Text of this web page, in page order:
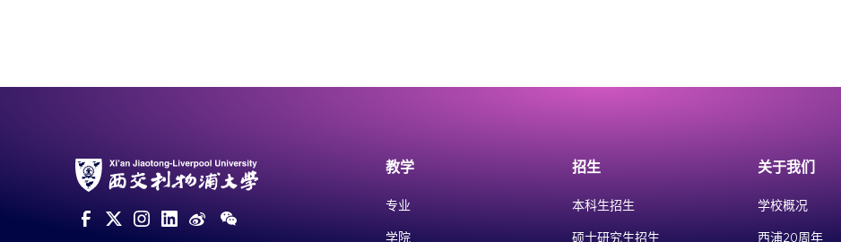
教学
专业
学院
招生
本科生招生
硕士研究生招生
关于我们
学校概况
西浦20周年